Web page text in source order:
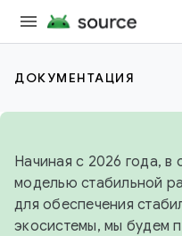
ДОКУМЕНТАЦИЯ
Начиная с 2026 года, в
моделью стабильной
для обеспечения
экосистемы, мы будем